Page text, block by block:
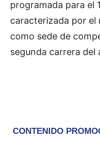
programada para el
caracterizada por el
como sede de
segunda carrera del